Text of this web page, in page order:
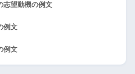
志望動機の例文
例文
例文